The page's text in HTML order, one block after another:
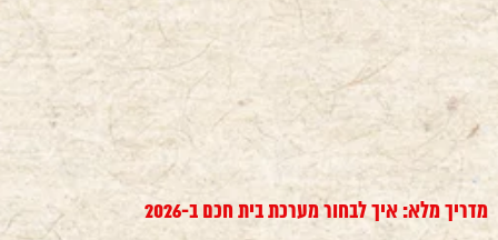
מדריך מלא: איך לבחור מערכת בית חכם ב-2026